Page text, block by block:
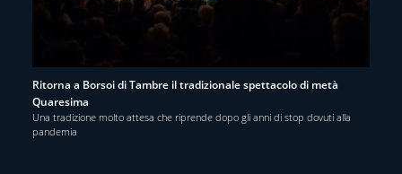
Ritorna a Borsoi di Tambre il tradizionale spettacolo di metà
Quaresima
Una tradizione molto attesa che riprende dopo gli anni di stop dovuti alla
pandemia